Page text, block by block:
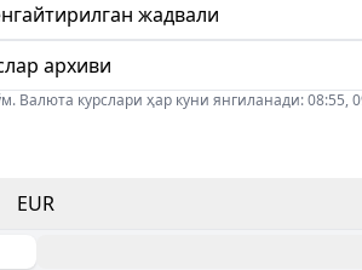
жадвали
архиви
Валюта курслари ҳар куни янгиланади: 08:55,
EUR